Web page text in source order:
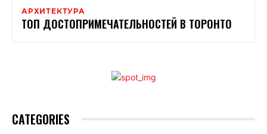
АРХИТЕКТУРА
ТОП ДОСТОПРИМЕЧАТЕЛЬНОСТЕЙ В ТОРОНТО
CATEGORIES